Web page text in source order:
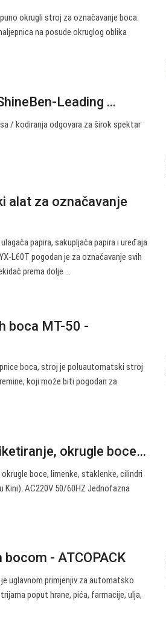
okrugli stroj za označavanje boca.
na posude okruglog oblika
Leading ...
/ kodiranja odgovara za širok spektar
alat za označavanje
papira, sakupljača papira i uređaja
L60T pogodan je za označavanje svih
prema dolje ...
boca MT-50 -
boca, stroj je poluautomatski stroj
koji može biti pogodan za
okrugle boce…
boce, limenke, staklenke, cilindri
Kini). AC220V 50/60HZ Jednofazna
- ATCOPACK
uglavnom primjenjiv za automatsko
poput hrane, pića, farmacije, ulja,